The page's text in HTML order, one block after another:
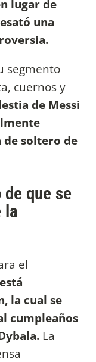
lugar de
una
segmento
cuernos y
de Messi
de soltero de
que se
la
el
la cual se
cumpleaños
La